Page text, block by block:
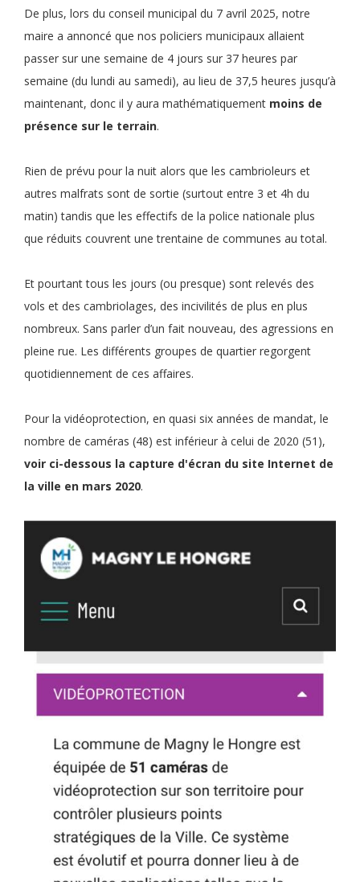
De plus, lors du conseil municipal du 7 avril 2025, notre
maire a annoncé que nos policiers municipaux allaient
passer sur une semaine de 4 jours sur 37 heures par
semaine (du lundi au samedi), au lieu de 37,5 heures jusqu’à
maintenant, donc il y aura mathématiquement moins de
présence sur le terrain.
Rien de prévu pour la nuit alors que les cambrioleurs et
autres malfrats sont de sortie (surtout entre 3 et 4h du
matin) tandis que les effectifs de la police nationale plus
que réduits couvrent une trentaine de communes au total.
Et pourtant tous les jours (ou presque) sont relevés des
vols et des cambriolages, des incivilités de plus en plus
nombreux. Sans parler d’un fait nouveau, des agressions en
pleine rue. Les différents groupes de quartier regorgent
quotidiennement de ces affaires.
Pour la vidéoprotection, en quasi six années de mandat, le
nombre de caméras (48) est inférieur à celui de 2020 (51),
voir ci-dessous la capture d'écran du site Internet de
la ville en mars 2020.